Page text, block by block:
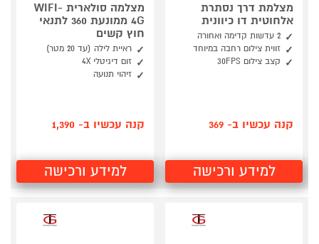
מצלמת דרך נסתרת
אלחוטית דו כיוונית
2 עדשות קדימה ואחורה
זווית צילום רחבה במיוחד
קצב צילום 30FPS
קנה עכשיו ב- 369
למידע ורכישה
מצלמה סולארית WIFI-
4G ממונעת 360 לתנאי
חוץ קשים
ראיית לילה (עד 20 מטר)
זום דיגיטלי 4X
זיהוי תנועה
קנה עכשיו ב- 1,390
למידע ורכישה